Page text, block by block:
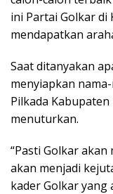
ini Partai Golkar di
mendapatkan
Saat ditanyakan
menyiapkan
Pilkada
menuturkan.
“Pasti Golkar
akan menjadi
kader Golkar yang